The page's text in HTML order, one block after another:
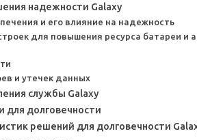
надежности Galaxy
и его влияние на надежность
для повышения ресурса батареи и
и утечек данных
службы Galaxy
для долговечности
решений для долговечности